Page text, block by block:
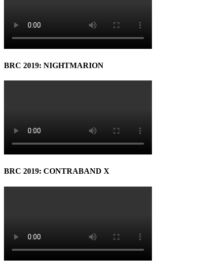
BRC 2019: NIGHTMARION
BRC 2019: CONTRABAND X